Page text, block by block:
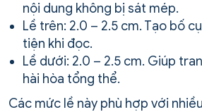
nội dung không bị sát mép.
Lề trên: 2.0 – 2.5 cm. Tạo bố
tiện khi đọc.
Lề dưới: 2.0 – 2.5 cm. Giúp
hài hòa tổng thể.
Các mức lề này phù hợp với